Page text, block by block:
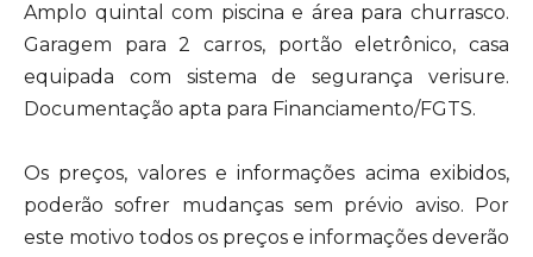
Amplo quintal com piscina e área para churrasco.
Garagem para 2 carros, portão eletrônico, casa
equipada com sistema de segurança verisure.
Documentação apta para Financiamento/FGTS.
Os preços, valores e informações acima exibidos,
poderão sofrer mudanças sem prévio aviso. Por
este motivo todos os preços e informações deverão